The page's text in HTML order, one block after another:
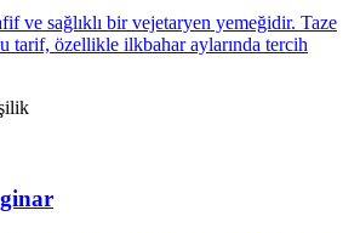
ve sağlıklı bir vejetaryen yemeğidir. Taze
tarif, özellikle ilkbahar aylarında tercih